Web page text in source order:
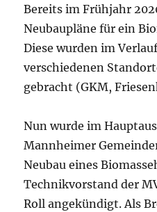
Bereits im Frühjahr
Neubaupläne für ein
Diese wurden im
verschiedenen
gebracht (GKM,
Nun wurde im
Mannheimer
Neubau eines
Technikvorstand der
Roll angekündigt. Als